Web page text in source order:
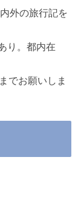
外の旅行記を
り。都内在
でお願いしま